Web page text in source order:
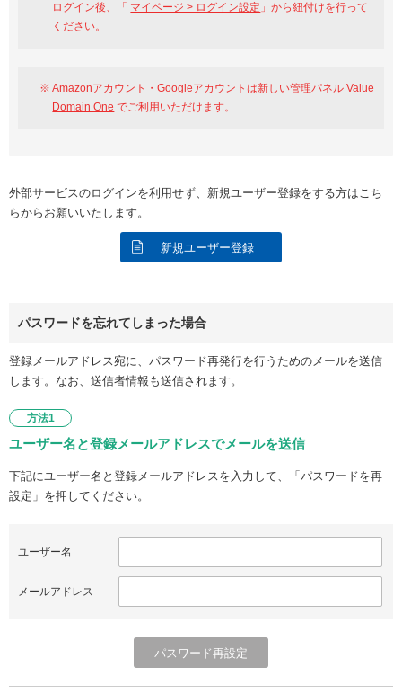
ログイン後、「 マイページ > ログイン設定 」から紐付けを行って
ください。
Amazonアカウント・Googleアカウントは新しい管理パネルValue
Domain One でご利用いただけます。
外部サービスのログインを利用せず、新規ユーザー登録をする方はこち
らからお願いいたします。
新規ユーザー登録
パスワードを忘れてしまった場合
登録メールアドレス宛に、パスワード再発行を行うためのメールを送信
します。なお、送信者情報も送信されます。
方法1
ユーザー名と登録メールアドレスでメールを送信
下記にユーザー名と登録メールアドレスを入力して、「パスワードを再
設定」を押してください。
ユーザー名
メールアドレス